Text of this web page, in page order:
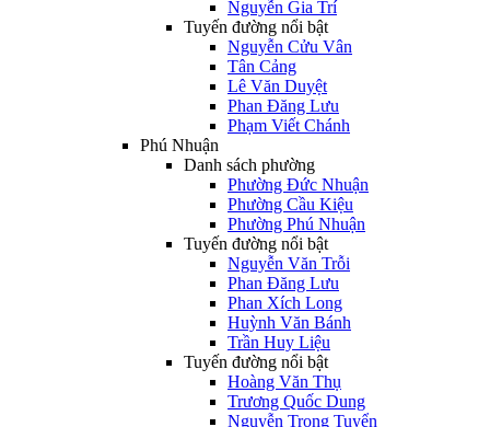
Nguyễn Gia Trí
Tuyến đường nổi bật
Nguyễn Cửu Vân
Tân Cảng
Lê Văn Duyệt
Phan Đăng Lưu
Phạm Viết Chánh
Phú Nhuận
Danh sách phường
Phường Đức Nhuận
Phường Cầu Kiệu
Phường Phú Nhuận
Tuyến đường nổi bật
Nguyễn Văn Trỗi
Phan Đăng Lưu
Phan Xích Long
Huỳnh Văn Bánh
Trần Huy Liệu
Tuyến đường nổi bật
Hoàng Văn Thụ
Trương Quốc Dung
Nguyễn Trọng Tuyển